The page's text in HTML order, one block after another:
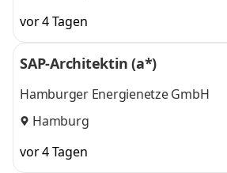
vor 4 Tagen
SAP-Architektin (a*)
Hamburger Energienetze GmbH
Hamburg
vor 4 Tagen